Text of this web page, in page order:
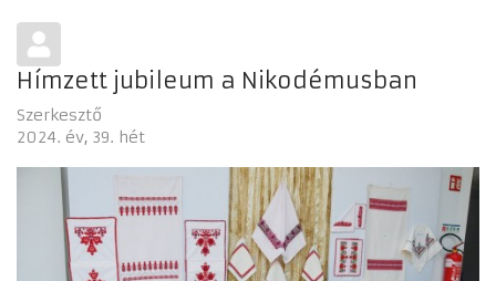
Hímzett jubileum a Nikodémusban
Szerkesztő
2024. év 39. hét